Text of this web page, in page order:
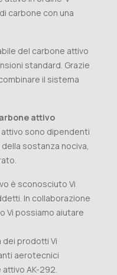
carbone con una
del carbone attivo
standard. Grazie
il sistema
attivo
sono dipendenti
sostanza nociva,
è sconosciuto Vi
In collaborazione
Vi possiamo aiutare
dei prodotti Vi
aerotecnici
AK-292.